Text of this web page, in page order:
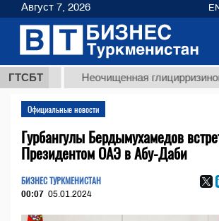
ГТСБТ Неочищенная глицирризиновая
Официальные новости
Гурбангулы Бердымухамедов
Президентом ОАЭ в Абу-Даби
БИЗНЕС ТУРКМЕНИСТАН
00:07 05.01.2024
Август 7, 2026